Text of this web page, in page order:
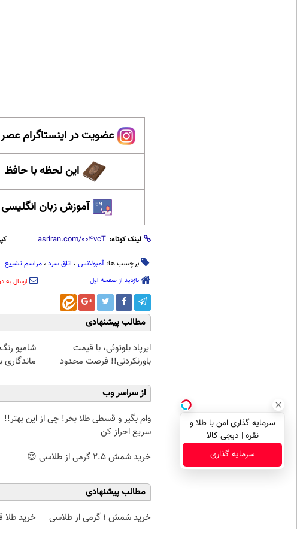
عضویت در اینستاگرام عصر
این لحظه با حافظ
آموزش زبان انگلیسی
لینک کوتاه:
برچسب ها: آمبولانس ، اتاق سرد ، مراسم تشییع
بازدید از صفحه اول ارسال به
مطالب پیشنهادی
ایرپاد بلوتوثی، با قیمت
باورنکردنی!! فرصت محدود
شامپو
ماندگاری
از سراسر وب
وام بگیر و قسطی طلا بخر! چی از این بهتر!!
سریع احراز کن
خرید شمش 2.5 گرمی از طلاسی 😍
مطالب پیشنهادی
خرید شمش 1 گرمی از طلاسی
خرید
سرمایه گذاری امن با طلا و
نقره | دیجی کالا
سرمایه گذاری